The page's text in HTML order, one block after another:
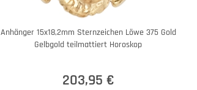
Anhänger 15x18,2mm Sternzeichen Löwe 375 Gold
Gelbgold teilmattiert Horoskop
203,95 €